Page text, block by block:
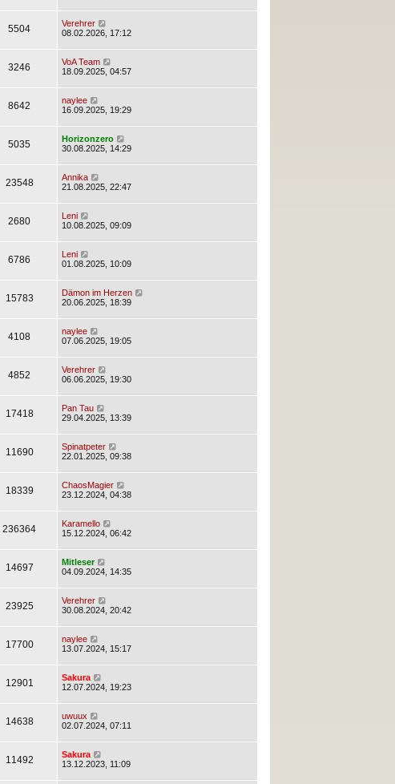
5504
Verehrer
08.02.2026, 17:12
3246
VoA Team
18.09.2025, 04:57
8642
naylee
16.09.2025, 19:29
5035
Horizonzero
30.08.2025, 14:29
23548
Annika
21.08.2025, 22:47
2680
Leni
10.08.2025, 09:09
6786
Leni
01.08.2025, 10:09
15783
Dämon im Herzen
20.06.2025, 18:39
4108
naylee
07.06.2025, 19:05
4852
Verehrer
06.06.2025, 19:30
17418
Pan Tau
29.04.2025, 13:39
11690
Spinatpeter
22.01.2025, 09:38
18339
ChaosMagier
23.12.2024, 04:38
236364
Karamello
15.12.2024, 06:42
14697
Mitleser
04.09.2024, 14:35
23925
Verehrer
30.08.2024, 20:42
17700
naylee
13.07.2024, 15:17
12901
Sakura
12.07.2024, 19:23
14638
uwuux
02.07.2024, 07:11
11492
Sakura
13.12.2023, 11:09